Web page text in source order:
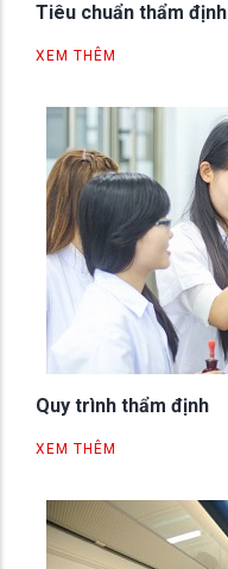
Tiêu chuẩn thẩm định
XEM THÊM
Quy trình thẩm định
XEM THÊM